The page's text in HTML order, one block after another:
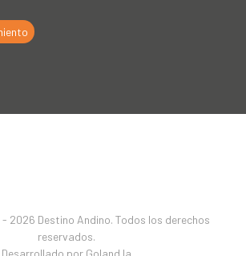
2026 Destino Andino. Todos los derechos
reservados.